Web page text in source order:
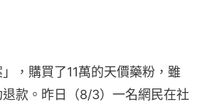
，購買了11萬的天價藥粉，雖
款。昨日（8/3）一名網民在社